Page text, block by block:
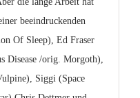
beeindruckenden
Of Sleep), Ed Fraser
Disease /orig. Morgoth),
Siggi (Space